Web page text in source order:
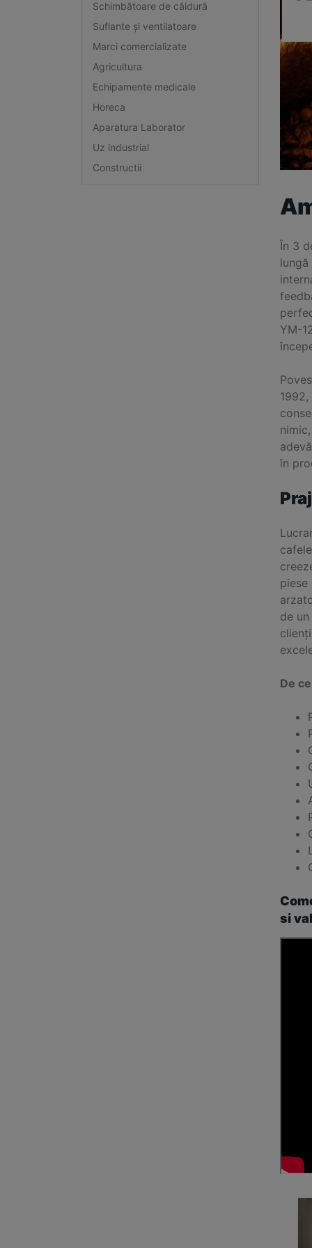
Schimbătoare de căldură
Suflante și ventilatoare
Marci comercializate
Agricultura
Echipamente medicale
Horeca
Aparatura Laborator
Uz industrial
Constructii
În 3
YM-
în
piese
de
De
si